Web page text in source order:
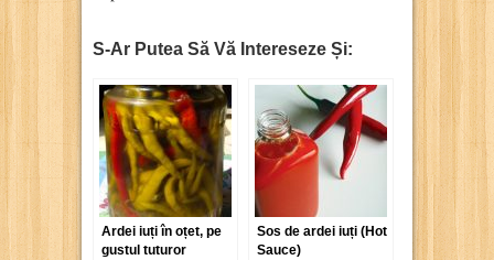
S-Ar Putea Să Vă Intereseze Și:
Ardei iuți în oțet, pe
gustul tuturor
Sos de ardei iuți (Hot
Sauce)